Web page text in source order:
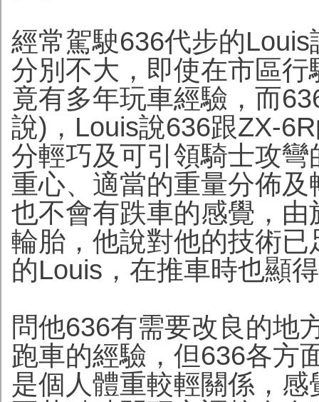
經常駕駛636代步的
分別不大，即使在市區
竟有多年玩車經驗，而
說)，Louis說636跟ZX-
分輕巧及可引領騎士攻
重心、適當的重量分佈
也不會有跌車的感覺，
輪胎，他說對他的技術
的Louis，在推車時也顯
問他636有需要改良的地
跑車的經驗，但636各方
是個人體重較輕關係，